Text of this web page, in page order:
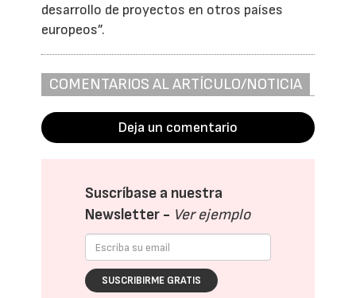
desarrollo de proyectos en otros países
europeos”.
COMENTARIOS AL ARTÍCULO/NOTICIA
Deja un comentario
Suscríbase a nuestra
Newsletter - Ver ejemplo
SUSCRIBIRME GRATIS